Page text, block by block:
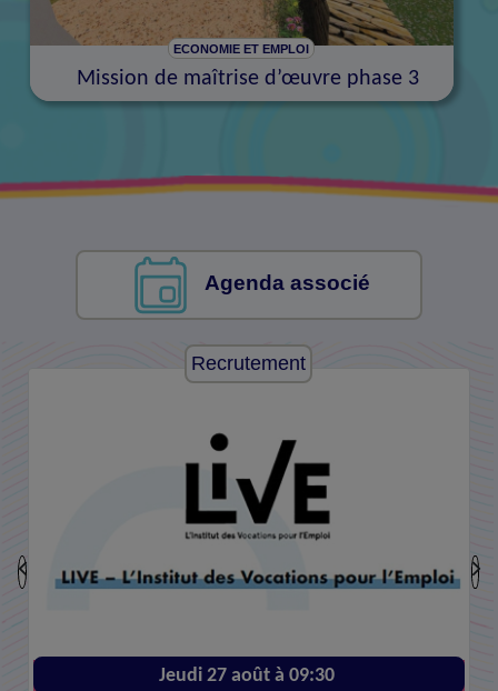
ECONOMIE ET EMPLOI
Mission de maîtrise d’œuvre phase 3
Agenda associé
Recrutement
Jeudi 27 août à 09:30